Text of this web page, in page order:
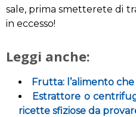
sale, prima smetterete di
in eccesso!
Leggi anche:
Frutta: l’alimento
Estrattore o
ricette sfiziose da